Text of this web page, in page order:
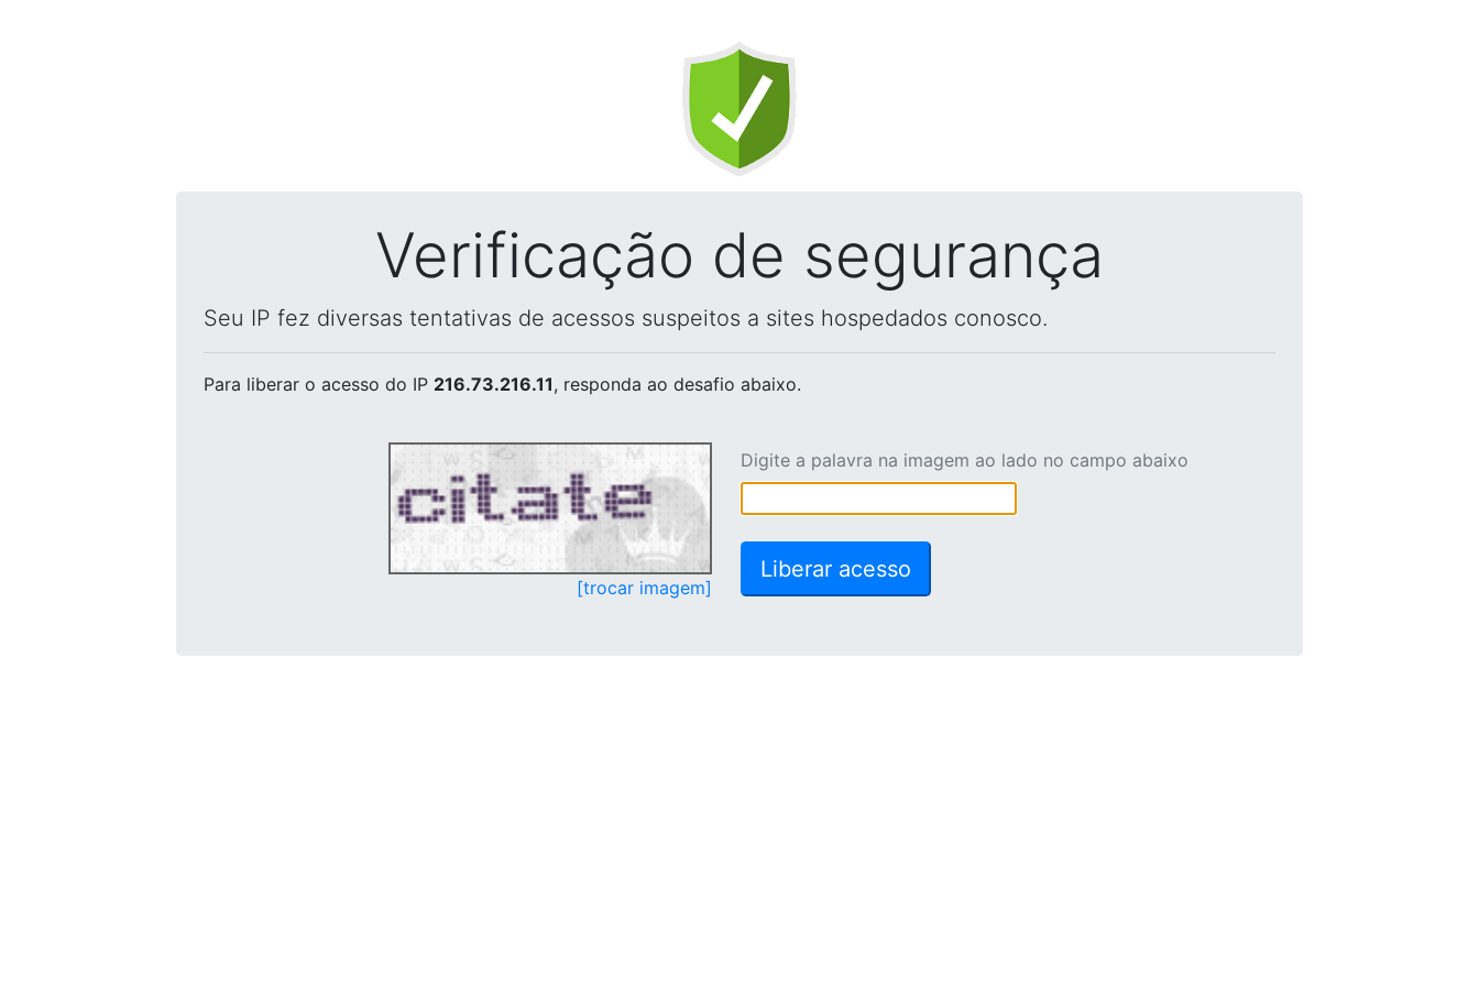
Verificação de segurança
Seu IP fez diversas tentativas de acessos suspeitos a sites hospedados conosco.
Para liberar o acesso do IP 216.73.216.11, responda ao desafio abaixo.
[trocar imagem]
Digite a palavra na imagem ao lado no campo abaixo